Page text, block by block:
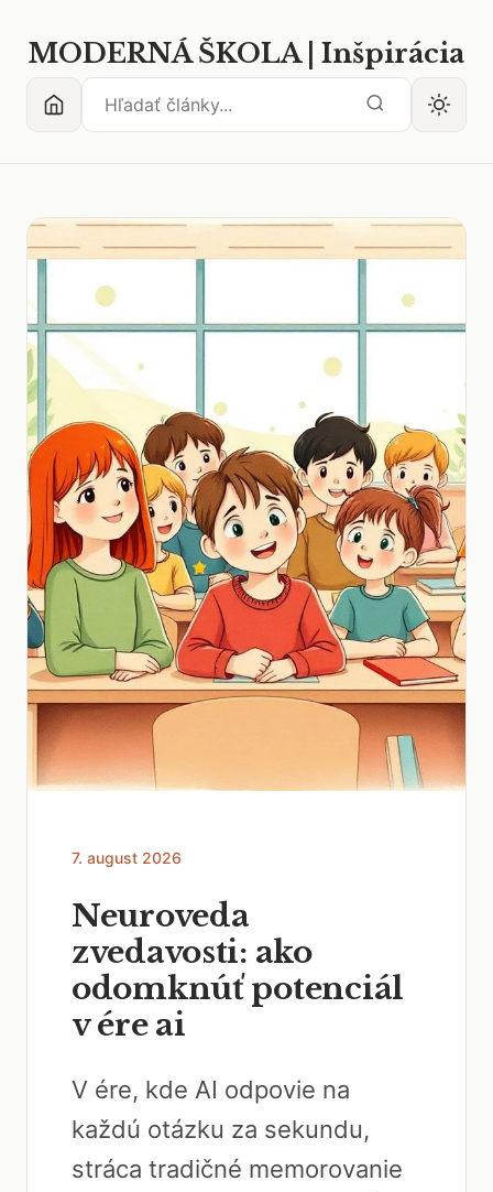
MODERNÁ ŠKOLA | Inšpirácia
7. august 2026
Neuroveda
zvedavosti: ako
odomknúť potenciál
v ére ai
V ére, kde AI odpovie na
každú otázku za sekundu,
stráca tradičné memorovanie